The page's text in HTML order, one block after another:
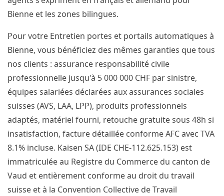
Bienne et les zones bilingues.
Pour votre Entretien portes et portails automatiques à
Bienne, vous bénéficiez des mêmes garanties que tous
nos clients : assurance responsabilité civile
professionnelle jusqu'à 5 000 000 CHF par sinistre,
équipes salariées déclarées aux assurances sociales
suisses (AVS, LAA, LPP), produits professionnels
adaptés, matériel fourni, retouche gratuite sous 48h si
insatisfaction, facture détaillée conforme AFC avec TVA
8.1% incluse. Kaisen SA (IDE CHE-112.625.153) est
immatriculée au Registre du Commerce du canton de
Vaud et entièrement conforme au droit du travail
suisse et à la Convention Collective de Travail